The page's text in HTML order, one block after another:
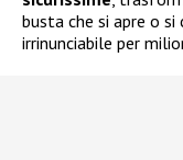
busta che si apre o
irrinunciabile per